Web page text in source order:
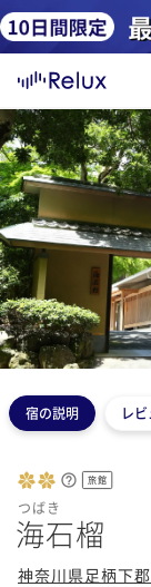
宿の説明 レ
旅館
つばき
海石榴
神奈川県足柄下